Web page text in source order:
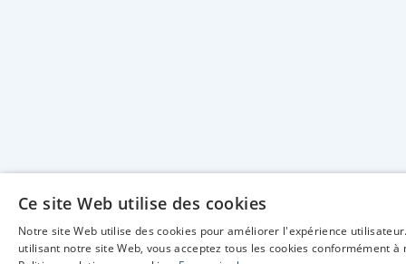
Ce site Web utilise des cookies
Notre site Web utilise des cookies pour améliorer l'expérience
utilisant notre site Web, vous acceptez tous les cookies conformément à